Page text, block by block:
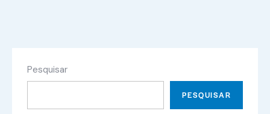
Pesquisar
PESQUISAR